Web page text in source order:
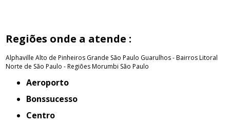
Regiões onde a atende :
Alphaville Alto de Pinheiros Grande São Paulo Guarulhos - BairrosLitoral
Norte de São Paulo - RegiõesMorumbi São Paulo
Aeroporto
Bonssucesso
Centro